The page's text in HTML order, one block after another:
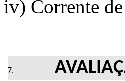
iv) Corrente